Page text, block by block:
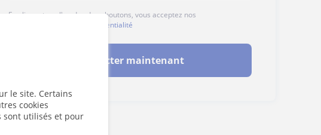
le site. Certains
cookies
sont utilisés et pour
En cliquant sur l'un des deux boutons, vous acceptez nos
confidentialité
Contacter maintenant